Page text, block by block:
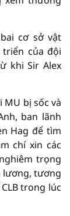
cơ sở vật
của đội
khi Sir Alex
MU bị sốc và
ban lãnh
Hag để tìm
chí xin các
trọng
lương, tương
trong lúc